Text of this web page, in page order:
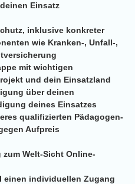
Einsatz
inklusive konkreter
wie Kranken-, Unfall-,
mit wichtigen
und dein Einsatzland
über deinen
deines Einsatzes
qualifizierten Pädagogen-
Aufpreis
Welt-Sicht Online-
einen individuellen Zugang